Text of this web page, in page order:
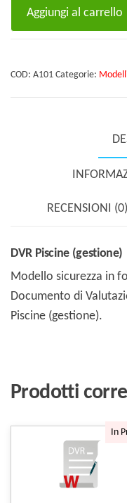
Aggiungi al carrello
COD: A101 Categorie:
RECENSIONI (0)
DVR Piscine (gestione)
Modello sicurezza in
Documento di
Piscine (gestione).
Prodotti
In